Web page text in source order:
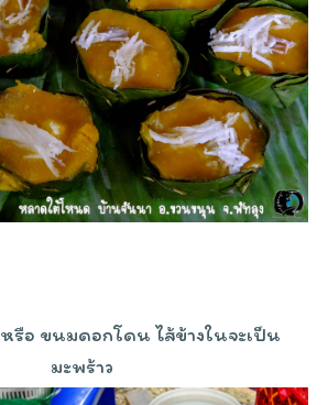
หรือ ขนมดอกโดน ไส้ข้างในจะเป็น
มะพร้าว